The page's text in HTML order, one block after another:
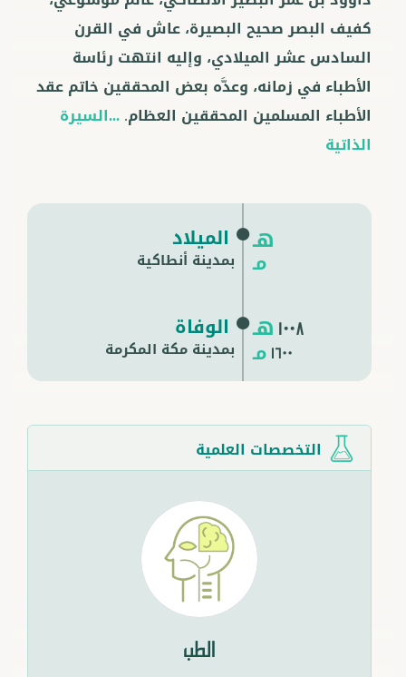
كفيف البصر صحيح البصيرة، عاش في القرن
السادس عشر الميلادي، وإليه انتهت رئاسة
الأطباء في زمانه، وعدَّه بعض المحققين خاتم عقد
الأطباء المسلمين المحققين العظام....السيرة
الذاتية
هـ
مـ
الميلاد
بمدينة أنطاكية
هـ 1008
مـ 1600
الوفاة
بمدينة مكة المكرمة
التخصصات العلمية
الطب